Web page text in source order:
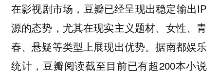
在影视剧市场，豆瓣已经呈现出稳定输出IP
源的态势，尤其在现实主义题材、女性、青
春、悬疑等类型上展现出优势。据南都娱乐
统计，豆瓣阅读截至目前已有超200本小说